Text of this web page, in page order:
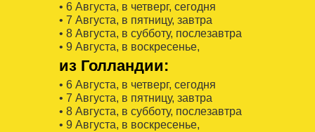
• 6 Августa, в четверг, сегодня
• 7 Августa, в пятницу, завтра
• 8 Августa, в субботу, послезавтра
• 9 Августa, в воскресенье,
из Голландии:
• 6 Августa, в четверг, сегодня
• 7 Августa, в пятницу, завтра
• 8 Августa, в субботу, послезавтра
• 9 Августa, в воскресенье,